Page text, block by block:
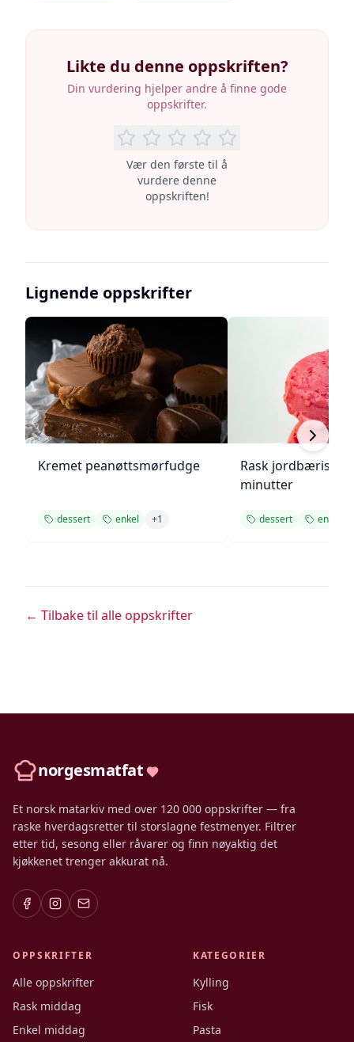
Likte du denne oppskriften?
Din vurdering hjelper andre å finne gode
oppskrifter.
Vær den første til å
vurdere denne
oppskriften!
Lignende oppskrifter
Kremet peanøttsmørfudge
dessert enkel +1
Rask
minutter
dessert enkel
← Tilbake til alle oppskrifter
norgesmatfat
Et norsk matarkiv med over 120 000 oppskrifter — fra
raske hverdagsretter til storslagne festmenyer. Filtrer
etter tid, sesong eller råvarer og finn nøyaktig det
kjøkkenet trenger akkurat nå.
OPPSKRIFTER
Alle oppskrifter
Rask middag
Enkel middag
KATEGORIER
Kylling
Fisk
Pasta